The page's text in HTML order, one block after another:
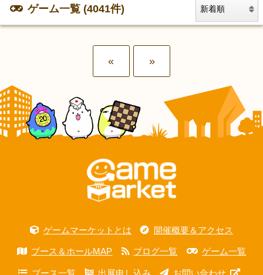
ゲーム一覧 (4041件)
« »
ゲームマーケットとは 開催概要＆アクセス
ブース＆ホールMAP ブログ一覧 ゲーム一覧
ブース一覧 出展申し込み お問い合わせ